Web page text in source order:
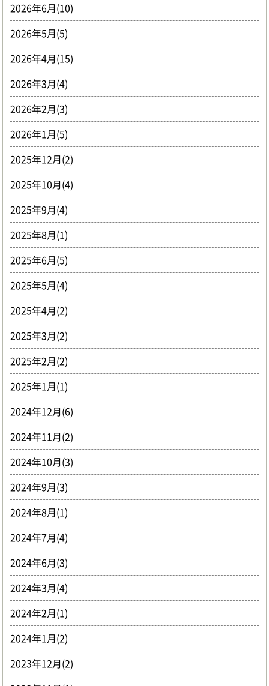
2026年6月(10)
2026年5月(5)
2026年4月(15)
2026年3月(4)
2026年2月(3)
2026年1月(5)
2025年12月(2)
2025年10月(4)
2025年9月(4)
2025年8月(1)
2025年6月(5)
2025年5月(4)
2025年4月(2)
2025年3月(2)
2025年2月(2)
2025年1月(1)
2024年12月(6)
2024年11月(2)
2024年10月(3)
2024年9月(3)
2024年8月(1)
2024年7月(4)
2024年6月(3)
2024年3月(4)
2024年2月(1)
2024年1月(2)
2023年12月(2)